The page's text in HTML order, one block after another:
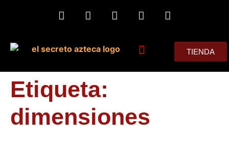
TIENDA
Etiqueta:
dimensiones